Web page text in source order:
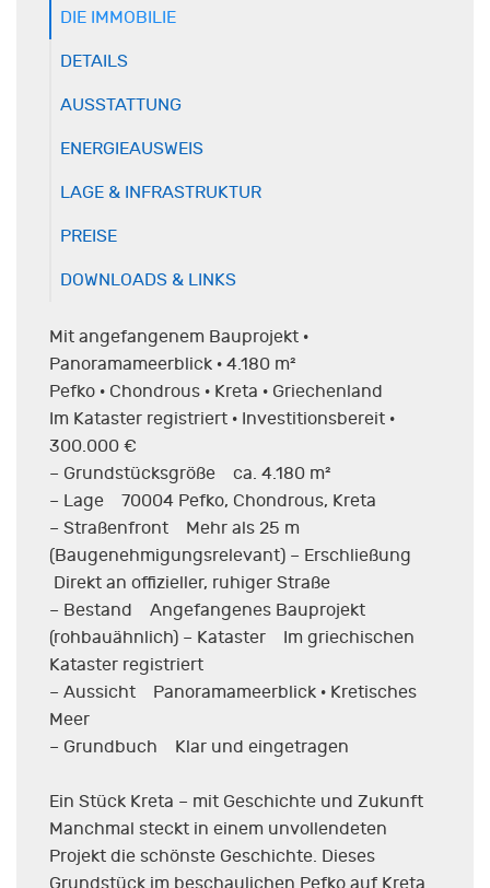
DIE IMMOBILIE
DETAILS
AUSSTATTUNG
ENERGIEAUSWEIS
LAGE & INFRASTRUKTUR
PREISE
DOWNLOADS & LINKS
Mit angefangenem Bauprojekt ·
Panoramameerblick · 4.180 m²
Pefko · Chondrous · Kreta · Griechenland
Im Kataster registriert · Investitionsbereit ·
300.000 €
– Grundstücksgröße ca. 4.180 m²
– Lage 70004 Pefko, Chondrous, Kreta
– Straßenfront Mehr als 25 m
(Baugenehmigungsrelevant) – Erschließung
Direkt an offizieller, ruhiger Straße
– Bestand Angefangenes Bauprojekt
(rohbauähnlich) – Kataster Im griechischen
Kataster registriert
– Aussicht Panoramameerblick · Kretisches
Meer
– Grundbuch Klar und eingetragen
Ein Stück Kreta – mit Geschichte und Zukunft
Manchmal steckt in einem unvollendeten
Projekt die schönste Geschichte. Dieses